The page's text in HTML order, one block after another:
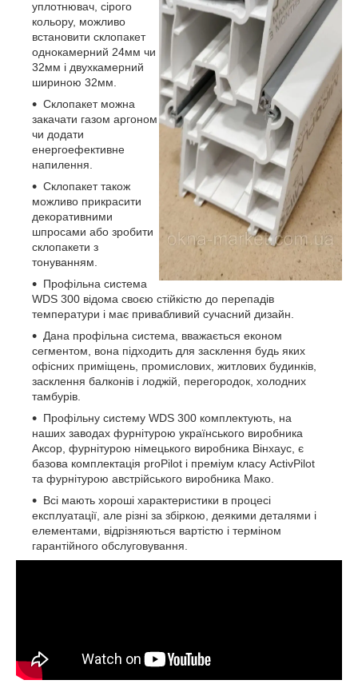
уплотнювач, сірого
кольору, можливо
встановити склопакет
однокамерний 24мм чи
32мм і двухкамерний
шириною 32мм.
Склопакет можна
закачати газом аргоном
чи додати
енергоефективне
напилення.
Склопакет також
можливо прикрасити
декоративними
шпросами або зробити
склопакети з
тонуванням.
Профільна система
WDS 300 відома своєю стійкістю до перепадів
температури і має привабливий сучасний дизайн.
Дана профільна система, вважається економ
сегментом, вона підходить для засклення будь яких
офісних приміщень, промислових, житлових будинків,
засклення балконів і лоджій, перегородок, холодних
тамбурів.
Профільну систему WDS 300 комплектують, на
наших заводах фурнітурою українського виробника
Аксор, фурнітурою німецького виробника Вінхаус, є
базова комплектація proPilot і преміум класу ActivPilot
та фурнітурою австрійського виробника Мако.
Всі мають хороші характеристики в процесі
експлуатації, але різні за збіркою, деякими деталями і
елементами, відрізняються вартістю і терміном
гарантійного обслуговування.